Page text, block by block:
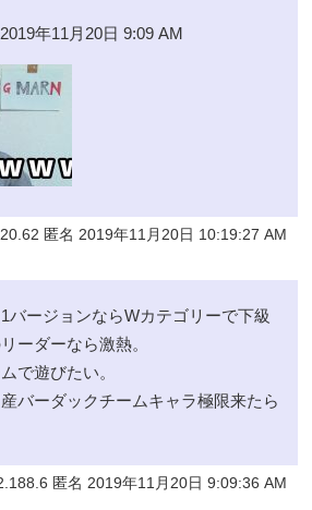
年11月20日 9:09 AM
匿名 2019年11月20日 10:19:27 AM
バージョンならWカテゴリーで下級
ーダーなら激熱。
で遊びたい。
バーダックチームキャラ極限来たら
匿名 2019年11月20日 9:09:36 AM